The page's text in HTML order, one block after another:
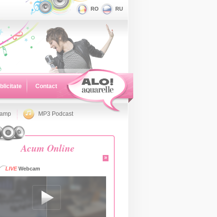
RO RU
Contact
MP3 Podcast
Acum Online
»
LIVEWebcam